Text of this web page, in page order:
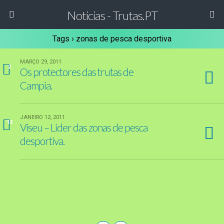
Noticias - Trutas.PT
Tags › zonas de pesca desportiva
2
MARÇO 29, 2011
Os protectores das trutas de
Campia.
12
JANEIRO 12, 2011
Viseu – Lider das zonas de pesca
desportiva.